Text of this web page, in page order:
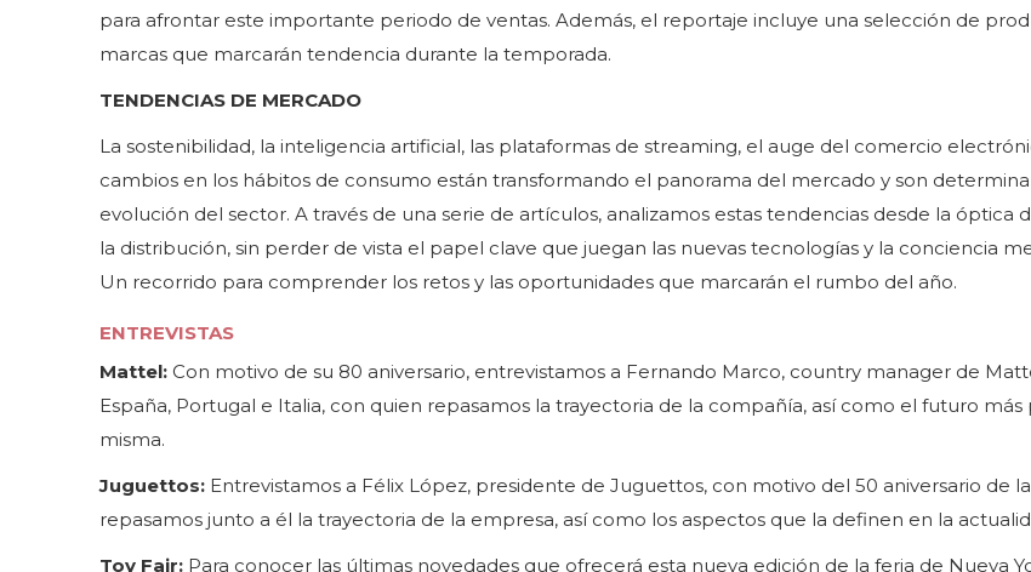
para afrontar este importante periodo de ventas. Además, el reportaje incluye una selección de
marcas que marcarán tendencia durante la temporada.
TENDENCIAS DE MERCADO
La sostenibilidad, la inteligencia artificial, las plataformas de streaming, el auge del comercio
cambios en los hábitos de consumo están transformando el panorama del mercado y son
evolución del sector. A través de una serie de artículos, analizamos estas tendencias desde la óptica
la distribución, sin perder de vista el papel clave que juegan las nuevas tecnologías y la conciencia
Un recorrido para comprender los retos y las oportunidades que marcarán el rumbo del año.
ENTREVISTAS
Mattel: Con motivo de su 80 aniversario, entrevistamos a Fernando Marco, country manager de
España, Portugal e Italia, con quien repasamos la trayectoria de la compañía, así como el futuro más
misma.
Juguettos: Entrevistamos a Félix López, presidente de Juguettos, con motivo del 50 aniversario de
repasamos junto a él la trayectoria de la empresa, así como los aspectos que la definen en la
Toy Fair: Para conocer las últimas novedades que ofrecerá esta nueva edición de la feria de Nueva